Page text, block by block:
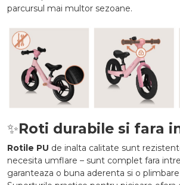
parcursul mai multor sezoane.
✨Roti durabile si fara
Rotile PU de inalta calitate sunt
necesita umflare – sunt complet fara
garanteaza o buna aderenta si o plimbare